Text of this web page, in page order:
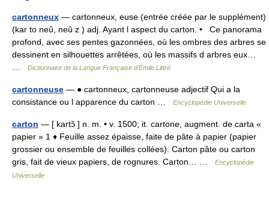
cartonneux — cartonneux, euse (entrée créée par le supplément)
(kar to neû, neû z ) adj. Ayant l aspect du carton. • Ce panorama
profond, avec ses pentes gazonnées, où les ombres des arbres se
dessinent en silhouettes arrêtées, où les massifs d arbres eux…
Dictionnaire de la Langue Française d'Émile Littré
cartonneuse — ● cartonneux, cartonneuse adjectif Qui a la
consistance ou l apparence du carton …
Encyclopédie Universelle
carton — [ kartɔ̃ ] n. m. • v. 1500; it. cartone, augment. de carta «
papier » 1 ♦ Feuille assez épaisse, faite de pâte à papier (papier
grossier ou ensemble de feuilles collées). Carton pâte ou carton
gris, fait de vieux papiers, de rognures. Carton… …
Encyclopédie
Universelle